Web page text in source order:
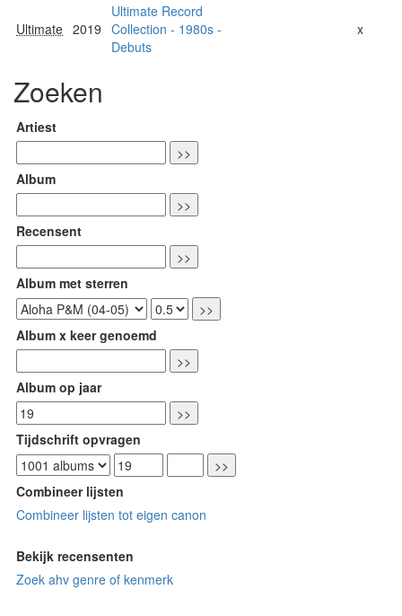
Ultimate 2019
Ultimate Record
Collection - 1980s -
Debuts
x
Zoeken
Artiest
Album
Recensent
Album met sterren
Album x keer genoemd
Album op jaar
Tijdschrift opvragen
Combineer lijsten
Combineer lijsten tot eigen canon
Bekijk recensenten
Zoek ahv genre of kenmerk